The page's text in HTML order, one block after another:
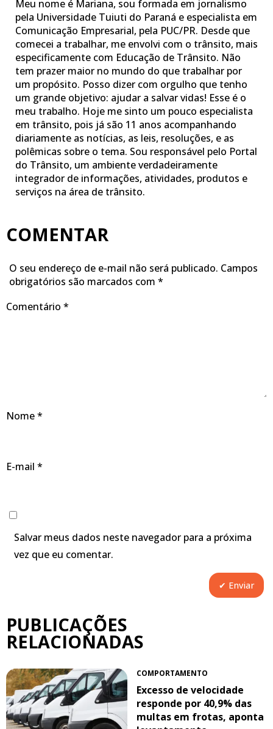
Meu nome é Mariana, sou formada em jornalismo
pela Universidade Tuiuti do Paraná e especialista em
Comunicação Empresarial, pela PUC/PR. Desde que
comecei a trabalhar, me envolvi com o trânsito, mais
especificamente com Educação de Trânsito. Não
tem prazer maior no mundo do que trabalhar por
um propósito. Posso dizer com orgulho que tenho
um grande objetivo: ajudar a salvar vidas! Esse é o
meu trabalho. Hoje me sinto um pouco especialista
em trânsito, pois já são 11 anos acompanhando
diariamente as notícias, as leis, resoluções, e as
polêmicas sobre o tema. Sou responsável pelo Portal
do Trânsito, um ambiente verdadeiramente
integrador de informações, atividades, produtos e
serviços na área de trânsito.
COMENTAR
O seu endereço de e-mail não será publicado. Campos
obrigatórios são marcados com *
Comentário *
Nome*
E-mail *
Salvar meus dados neste navegador para a próxima
vez que eu comentar.
PUBLICAÇÕES
RELACIONADAS
COMPORTAMENTO
Excesso de velocidade
responde por 40,9% das
multas em frotas, aponta